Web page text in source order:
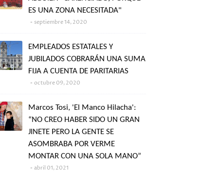
ES UNA ZONA NECESITADA"
septiembre 14, 2020
EMPLEADOS ESTATALES Y
JUBILADOS COBRARÁN UNA SUMA
FIJA A CUENTA DE PARITARIAS
octubre 09, 2020
Marcos Tosi, 'El Manco Hilacha':
“NO CREO HABER SIDO UN GRAN
JINETE PERO LA GENTE SE
ASOMBRABA POR VERME
MONTAR CON UNA SOLA MANO”
abril 01, 2021